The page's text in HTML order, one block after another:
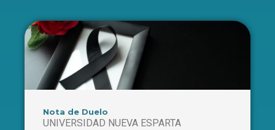
Nota de Duelo
UNIVERSIDAD NUEVA ESPARTA